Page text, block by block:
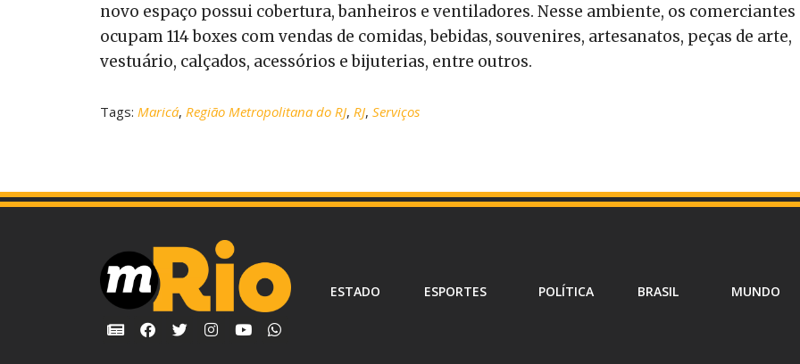
novo espaço possui cobertura, banheiros e ventiladores. Nesse ambiente, os comerciantes
ocupam 114 boxes com vendas de comidas, bebidas, souvenires, artesanatos, peças de arte,
vestuário, calçados, acessórios e bijuterias, entre outros.
Tags: Maricá, Região Metropolitana do RJ, RJ, Serviços
ESTADO ESPORTES POLÍTICA BRASIL MUNDO